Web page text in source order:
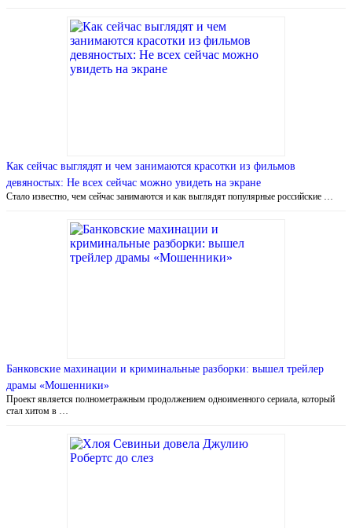
Как сейчас выглядят и чем занимаются красотки из фильмов
девяностых: Не всех сейчас можно увидеть на экране
Стало известно, чем сейчас занимаются и как выглядят популярные российские …
Банковские махинации и криминальные разборки: вышел трейлер
драмы «Мошенники»
Проект является полнометражным продолжением одноименного сериала, который
стал хитом в …